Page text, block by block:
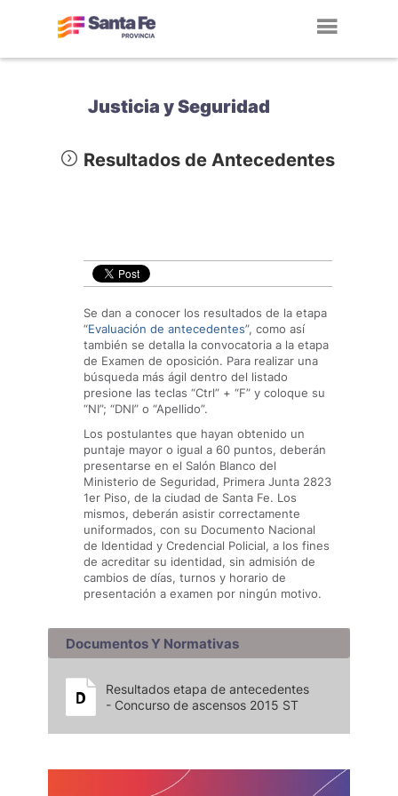
Justicia y Seguridad
Resultados de Antecedentes
Se dan a conocer los resultados de la etapa
“Evaluación de antecedentes”, como así
también se detalla la convocatoria a la etapa
de Examen de oposición. Para realizar una
búsqueda más ágil dentro del listado
presione las teclas “Ctrl” + “F” y coloque su
“NI”; “DNI” o “Apellido”.
Los postulantes que hayan obtenido un
puntaje mayor o igual a 60 puntos, deberán
presentarse en el Salón Blanco del
Ministerio de Seguridad, Primera Junta 2823
1er Piso, de la ciudad de Santa Fe. Los
mismos, deberán asistir correctamente
uniformados, con su Documento Nacional
de Identidad y Credencial Policial, a los fines
de acreditar su identidad, sin admisión de
cambios de días, turnos y horario de
presentación a examen por ningún motivo.
Documentos Y Normativas
Resultados etapa de antecedentes
- Concurso de ascensos 2015 ST